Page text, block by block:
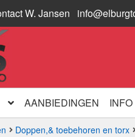
W. Jansen
AANBIEDINGEN INFO
Doppen,& toebehoren en torx